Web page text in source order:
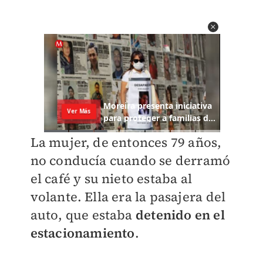
La mujer, de entonces 79 años,
no conducía cuando se derramó
el café y su nieto estaba al
volante. Ella era la pasajera del
auto, que estaba detenido en el
estacionamiento.